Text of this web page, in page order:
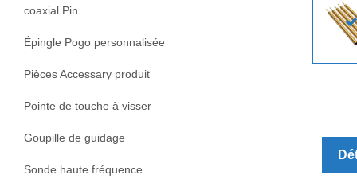
coaxial Pin
Épingle Pogo personnalisée
Pièces Accessary produit
Pointe de touche à visser
Goupille de guidage
Sonde haute fréquence